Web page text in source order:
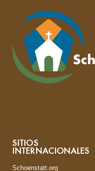
SITIOS
INTERNACIONALES
Schoenstatt.org